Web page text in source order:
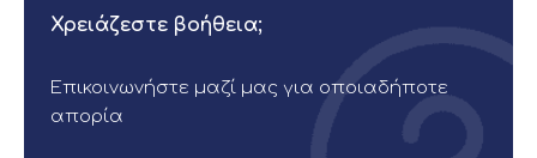
Χρειάζεστε βοήθεια;
Επικοινωνήστε μαζί μας για οποιαδήποτε
απορία